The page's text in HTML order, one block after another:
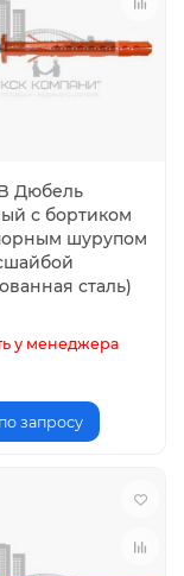
Дюбель
с бортиком
шурупом
сталь)
у менеджера
запросу